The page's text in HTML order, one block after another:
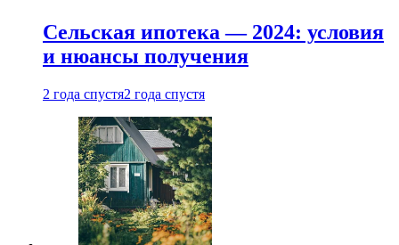
Сельская ипотека — 2024: условия
и нюансы получения
2 года спустя2 года спустя